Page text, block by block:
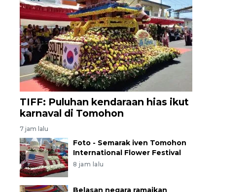
TIFF: Puluhan kendaraan hias ikut
karnaval di Tomohon
7 jam lalu
Foto - Semarak iven Tomohon
International Flower Festival
8 jam lalu
Belasan negara ramaikan